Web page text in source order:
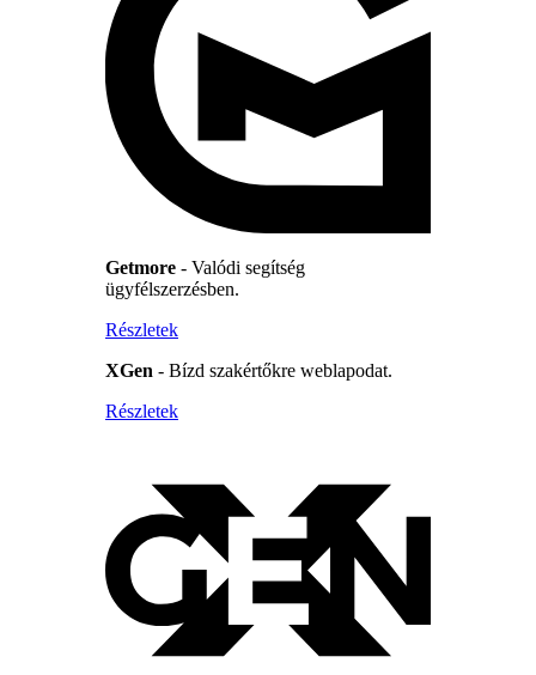
Getmore - Valódi segítség
ügyfélszerzésben.
Részletek
XGen - Bízd szakértőkre weblapodat.
Részletek